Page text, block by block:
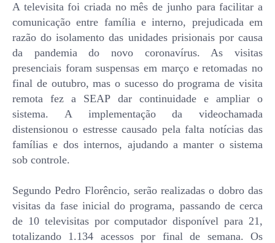
A televisita foi criada no mês de junho para facilitar a
comunicação entre família e interno, prejudicada em
razão do isolamento das unidades prisionais por causa
da pandemia do novo coronavírus. As visitas
presenciais foram suspensas em março e retomadas no
final de outubro, mas o sucesso do programa de visita
remota fez a SEAP dar continuidade e ampliar o
sistema. A implementação da videochamada
distensionou o estresse causado pela falta notícias das
famílias e dos internos, ajudando a manter o sistema
sob controle.
Segundo Pedro Florêncio, serão realizadas o dobro das
visitas da fase inicial do programa, passando de cerca
de 10 televisitas por computador disponível para 21,
totalizando 1.134 acessos por final de semana. Os